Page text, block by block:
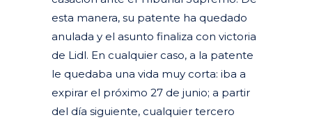
esta manera, su patente ha quedado
anulada y el asunto finaliza con victoria
de Lidl. En cualquier caso, a la patente
le quedaba una vida muy corta: iba a
expirar el próximo 27 de junio; a partir
del día siguiente, cualquier tercero